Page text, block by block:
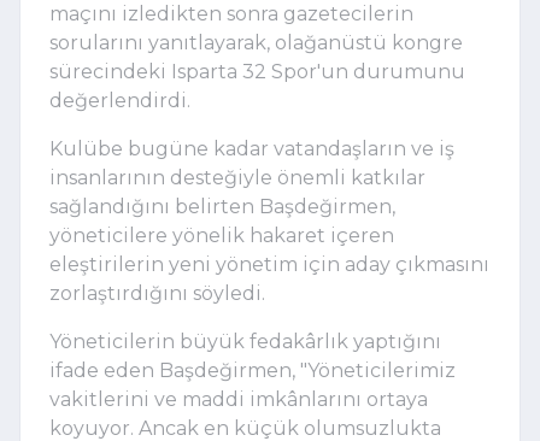
maçını izledikten sonra gazetecilerin
sorularını yanıtlayarak, olağanüstü kongre
sürecindeki Isparta 32 Spor'un durumunu
değerlendirdi.
Kulübe bugüne kadar vatandaşların ve iş
insanlarının desteğiyle önemli katkılar
sağlandığını belirten Başdeğirmen,
yöneticilere yönelik hakaret içeren
eleştirilerin yeni yönetim için aday çıkmasını
zorlaştırdığını söyledi.
Yöneticilerin büyük fedakârlık yaptığını
ifade eden Başdeğirmen, "Yöneticilerimiz
vakitlerini ve maddi imkânlarını ortaya
koyuyor. Ancak en küçük olumsuzlukta